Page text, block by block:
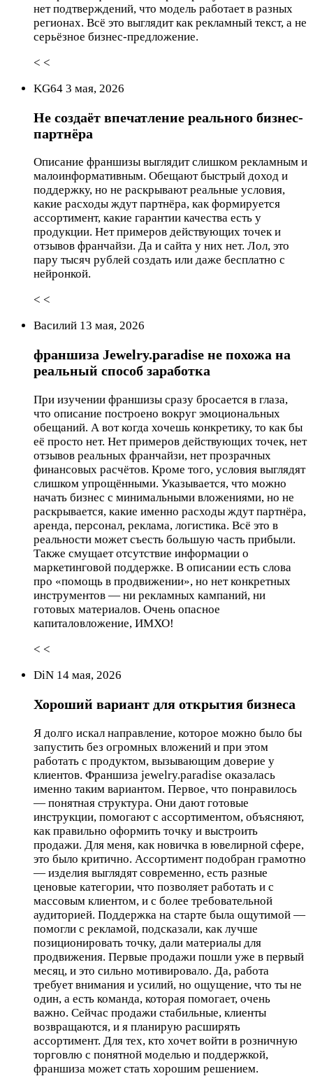
нет подтверждений, что модель работает в разных
регионах. Всё это выглядит как рекламный текст, а не
серьёзное бизнес‑предложение.
< <
KG64 3 мая, 2026
Не создаёт впечатление реального бизнес-
партнёра
Описание франшизы выглядит слишком рекламным и
малоинформативным. Обещают быстрый доход и
поддержку, но не раскрывают реальные условия,
какие расходы ждут партнёра, как формируется
ассортимент, какие гарантии качества есть у
продукции. Нет примеров действующих точек и
отзывов франчайзи. Да и сайта у них нет. Лол, это
пару тысяч рублей создать или даже бесплатно с
нейронкой.
< <
Василий 13 мая, 2026
франшиза Jewelry.paradise не похожа на
реальный способ заработка
При изучении франшизы сразу бросается в глаза,
что описание построено вокруг эмоциональных
обещаний. А вот когда хочешь конкретику, то как бы
её просто нет. Нет примеров действующих точек, нет
отзывов реальных франчайзи, нет прозрачных
финансовых расчётов. Кроме того, условия выглядят
слишком упрощёнными. Указывается, что можно
начать бизнес с минимальными вложениями, но не
раскрывается, какие именно расходы ждут партнёра,
аренда, персонал, реклама, логистика. Всё это в
реальности может съесть большую часть прибыли.
Также смущает отсутствие информации о
маркетинговой поддержке. В описании есть слова
про «помощь в продвижении», но нет конкретных
инструментов — ни рекламных кампаний, ни
готовых материалов. Очень опасное
капиталовложение, ИМХО!
< <
DiN 14 мая, 2026
Хороший вариант для открытия бизнеса
Я долго искал направление, которое можно было бы
запустить без огромных вложений и при этом
работать с продуктом, вызывающим доверие у
клиентов. Франшиза jewelry.paradise оказалась
именно таким вариантом. Первое, что понравилось
— понятная структура. Они дают готовые
инструкции, помогают с ассортиментом, объясняют,
как правильно оформить точку и выстроить
продажи. Для меня, как новичка в ювелирной сфере,
это было критично. Ассортимент подобран грамотно
— изделия выглядят современно, есть разные
ценовые категории, что позволяет работать и с
массовым клиентом, и с более требовательной
аудиторией. Поддержка на старте была ощутимой —
помогли с рекламой, подсказали, как лучше
позиционировать точку, дали материалы для
продвижения. Первые продажи пошли уже в первый
месяц, и это сильно мотивировало. Да, работа
требует внимания и усилий, но ощущение, что ты не
один, а есть команда, которая помогает, очень
важно. Сейчас продажи стабильные, клиенты
возвращаются, и я планирую расширять
ассортимент. Для тех, кто хочет войти в розничную
торговлю с понятной моделью и поддержкой,
франшиза может стать хорошим решением.